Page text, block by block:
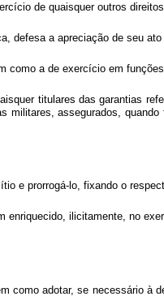
de quaisquer outros
defesa a apreciação de
como a de exercício em
titulares das garantias
assegurados,
e prorrogá-lo, fixando o
ilicitamente, no
como adotar, se necessário à